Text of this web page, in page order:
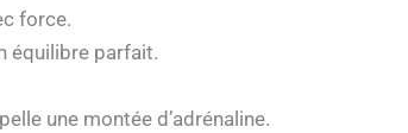
force.
équilibre parfait.
une montée d’adrénaline.